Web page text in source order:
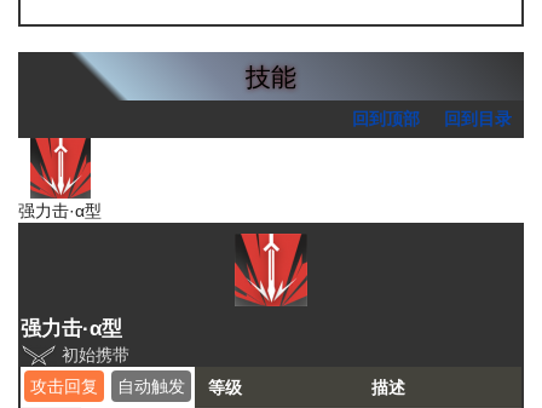
技能
回到顶部 回到目录
强力击·α型
强力击·α型
初始携带
攻击回复
自动触发 等级 描述